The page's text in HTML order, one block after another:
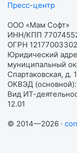
Пресс-центр
ООО «Мам Софт»
ИНН/КПП
ОГРН
Юридический
муниципальный
Спартаковская,
ОКВЭД (основной):
Вид ИТ-
12.01
© 2014—2026 ·